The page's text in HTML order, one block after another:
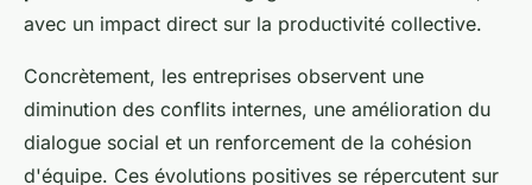
avec un impact direct sur la productivité collective.
Concrètement, les entreprises observent une
diminution des conflits internes, une amélioration du
dialogue social et un renforcement de la cohésion
d'équipe. Ces évolutions positives se répercutent sur